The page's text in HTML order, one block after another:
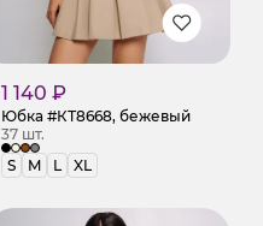
1 140 ₽
Юбка #КТ8668, бежевый
37 шт.
S
M L XL